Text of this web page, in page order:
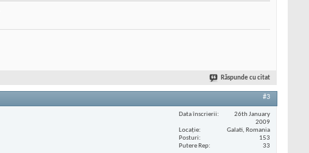
Răspunde cu citat
#3
Data înscrierii
26th January
2009
Locaţie
Galati, Romania
Posturi
153
Putere Rep
33